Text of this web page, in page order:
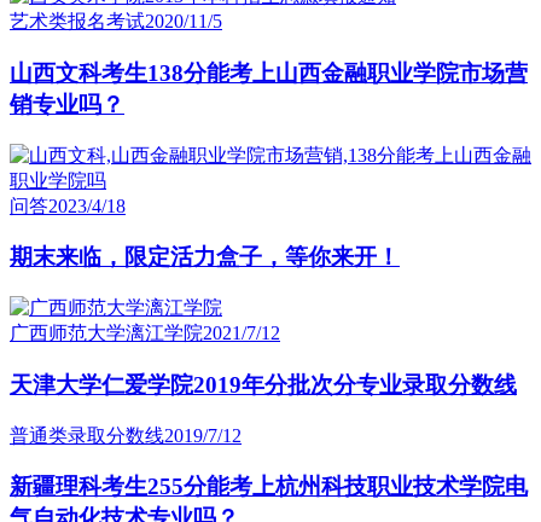
艺术类报名考试2020/11/5
山西文科考生138分能考上山西金融职业学院市场营
销专业吗？
问答2023/4/18
期末来临，限定活力盒子，等你来开！
广西师范大学漓江学院2021/7/12
天津大学仁爱学院2019年分批次分专业录取分数线
普通类录取分数线2019/7/12
新疆理科考生255分能考上杭州科技职业技术学院电